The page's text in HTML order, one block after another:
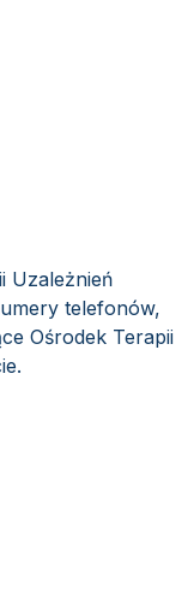
Uzależnień
telefonów,
Ośrodek Terapii